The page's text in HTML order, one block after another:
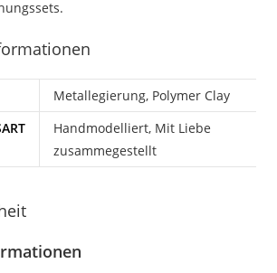
Metallegierung, Polymer Clay
Handmodelliert, Mit Liebe
zusammegestellt